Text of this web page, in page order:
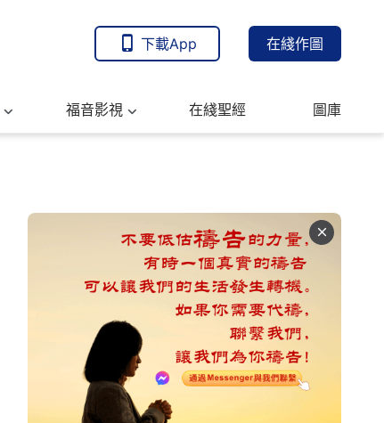
下載App 在綫作圖
福音影視 在綫聖經 圖庫